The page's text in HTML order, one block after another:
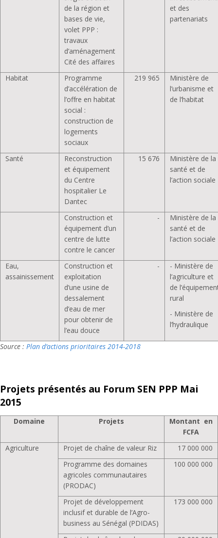
de la région et
bases de vie,
volet PPP :
travaux
d’aménagement
Cité des affaires
et des
partenariats
Habitat
Programme
d’accélération de
l’offre en habitat
social :
construction de
logements
sociaux
219 965
Ministère de
l’urbanisme et
de l’habitat
Santé
Reconstruction
et équipement
du Centre
hospitalier Le
Dantec
15 676
Ministère de la
santé et de
l’action sociale
Construction et
équipement d’un
centre de lutte
contre le cancer
-
Ministère de la
santé et de
l’action sociale
Eau,
assainissement
Construction et
exploitation
d’une usine de
dessalement
d’eau de mer
pour obtenir de
l’eau douce
-
- Ministère de
l’agriculture et
de
rural
- Ministère de
l’hydraulique
Source : Plan d’actions prioritaires 2014-2018
Projets présentés au Forum SEN PPP Mai
2015
Domaine Projets
Montant en
FCFA
Agriculture
Projet de chaîne de valeur Riz
17 000 000
Programme des domaines
agricoles communautaires
(PRODAC)
100 000 000
Projet de développement
inclusif et durable de l’Agro-
business au Sénégal (PDIDAS)
173 000 000